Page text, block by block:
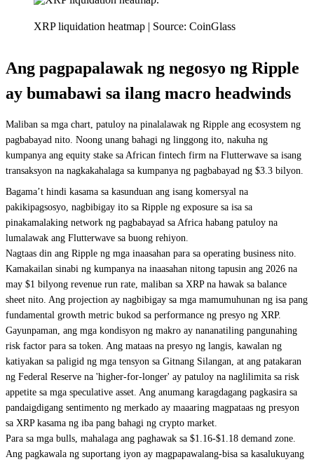
XRP liquidation heatmap | Source: CoinGlass
Ang pagpapalawak ng negosyo ng Ripple
ay bumabawi sa ilang macro headwinds
Maliban sa mga chart, patuloy na pinalalawak ng Ripple ang ecosystem ng
pagbabayad nito. Noong unang bahagi ng linggong ito, nakuha ng
kumpanya ang equity stake sa African fintech firm na Flutterwave sa isang
transaksyon na nagkakahalaga sa kumpanya ng pagbabayad ng $3.3 bilyon.
Bagama’t hindi kasama sa kasunduan ang isang komersyal na
pakikipagsosyo, nagbibigay ito sa Ripple ng exposure sa isa sa
pinakamalaking network ng pagbabayad sa Africa habang patuloy na
lumalawak ang Flutterwave sa buong rehiyon.
Nagtaas din ang Ripple ng mga inaasahan para sa operating business nito.
Kamakailan sinabi ng kumpanya na inaasahan nitong tapusin ang 2026 na
may $1 bilyong revenue run rate, maliban sa XRP na hawak sa balance
sheet nito. Ang projection ay nagbibigay sa mga mamumuhunan ng isa pang
fundamental growth metric bukod sa performance ng presyo ng XRP.
Gayunpaman, ang mga kondisyon ng makro ay nananatiling pangunahing
risk factor para sa token. Ang mataas na presyo ng langis, kawalan ng
katiyakan sa paligid ng mga tensyon sa Gitnang Silangan, at ang patakaran
ng Federal Reserve na 'higher-for-longer' ay patuloy na naglilimita sa risk
appetite sa mga speculative asset. Ang anumang karagdagang pagkasira sa
pandaigdigang sentimento ng merkado ay maaaring magpataas ng presyon
sa XRP kasama ng iba pang bahagi ng crypto market.
Para sa mga bulls, mahalaga ang paghawak sa $1.16-$1.18 demand zone.
Ang pagkawala ng suportang iyon ay magpapawalang-bisa sa kasalukuyang